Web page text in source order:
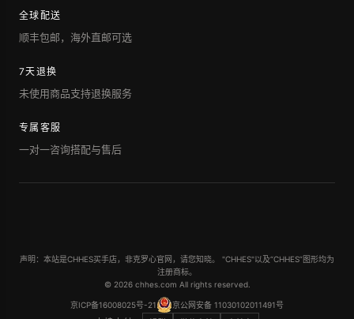
全球配送
顺丰包邮，海外直邮可选
7天退换
未使用商品支持退换服务
专属客服
一对一咨询搭配与售后
声明：本站是CHHES买手店，非克罗心官网，请您知晓。 "CHHES"以及“CHHES”图形均为
注册商标。
© 2026 chhes.com All rights reserved.
京ICP备16008025号-21 京公网安备 11030102011491号